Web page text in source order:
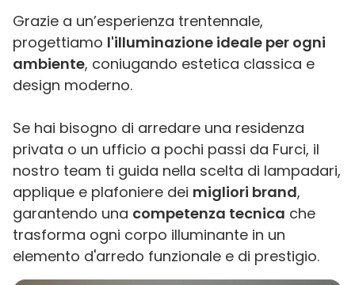
Grazie a un’esperienza trentennale,
progettiamo l'illuminazione ideale per ogni
ambiente, coniugando estetica classica e
design moderno.
Se hai bisogno di arredare una residenza
privata o un ufficio a pochi passi da Furci, il
nostro team ti guida nella scelta di lampadari,
applique e plafoniere dei migliori brand,
garantendo una competenza tecnica che
trasforma ogni corpo illuminante in un
elemento d'arredo funzionale e di prestigio.